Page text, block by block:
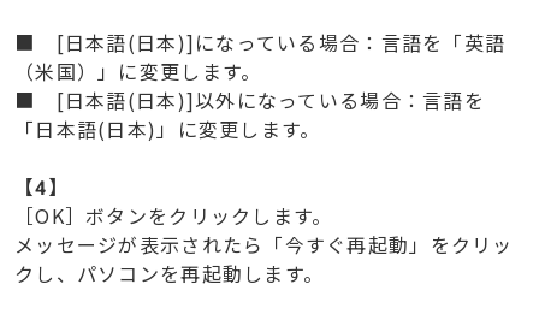
■ [日本語(日本)]になっている場合：言語を「英語
（米国）」に変更します。
■ [日本語(日本)]以外になっている場合：言語を
「日本語(日本)」に変更します。
【4】
［OK］ボタンをクリックします。
メッセージが表示されたら「今すぐ再起動」をクリッ
クし、パソコンを再起動します。